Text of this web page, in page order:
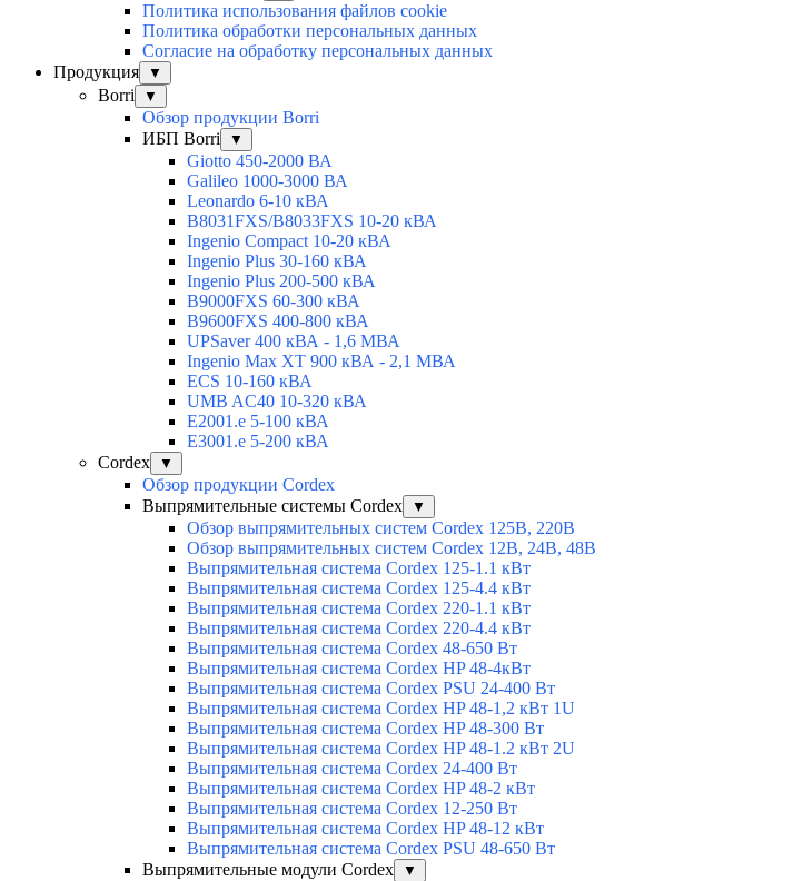
Политика использования файлов cookie
Политика обработки персональных данных
Согласие на обработку персональных данных
Продукция
▼
Borri ▼
Обзор продукции Borri
ИБП Borri
▼
Giotto 450-2000 ВА
Galileo 1000-3000 ВА
Leonardo 6-10 кВА
B8031FXS/B8033FXS 10-20 кВА
Ingenio Compact 10-20 кВА
Ingenio Plus 30-160 кВА
Ingenio Plus 200-500 кВА
B9000FXS 60-300 кВА
B9600FXS 400-800 кВА
UPSaver 400 кВА - 1,6 МВА
Ingenio Max XT 900 кВА - 2,1 МВА
ECS 10-160 кВА
UMB AC40 10-320 кВА
E2001.e 5-100 кВА
E3001.e 5-200 кВА
Cordex
▼
Обзор продукции Cordex
Выпрямительные системы Cordex
▼
Обзор выпрямительных систем Cordex 125В, 220В
Обзор выпрямительных систем Cordex 12В, 24В, 48В
Выпрямительная система Cordex 125-1.1 кВт
Выпрямительная система Cordex 125-4.4 кВт
Выпрямительная система Cordex 220-1.1 кВт
Выпрямительная система Cordex 220-4.4 кВт
Выпрямительная система Cordex 48-650 Вт
Выпрямительная система Cordex HP 48-4кВт
Выпрямительная система Cordex PSU 24-400 Вт
Выпрямительная система Cordex HP 48-1,2 кВт 1U
Выпрямительная система Cordex HP 48-300 Вт
Выпрямительная система Cordex HP 48-1.2 кВт 2U
Выпрямительная система Cordex 24-400 Вт
Выпрямительная система Cordex HP 48-2 кВт
Выпрямительная система Cordex 12-250 Вт
Выпрямительная система Cordex HP 48-12 кВт
Выпрямительная система Cordex PSU 48-650 Вт
Выпрямительные модули Cordex
▼